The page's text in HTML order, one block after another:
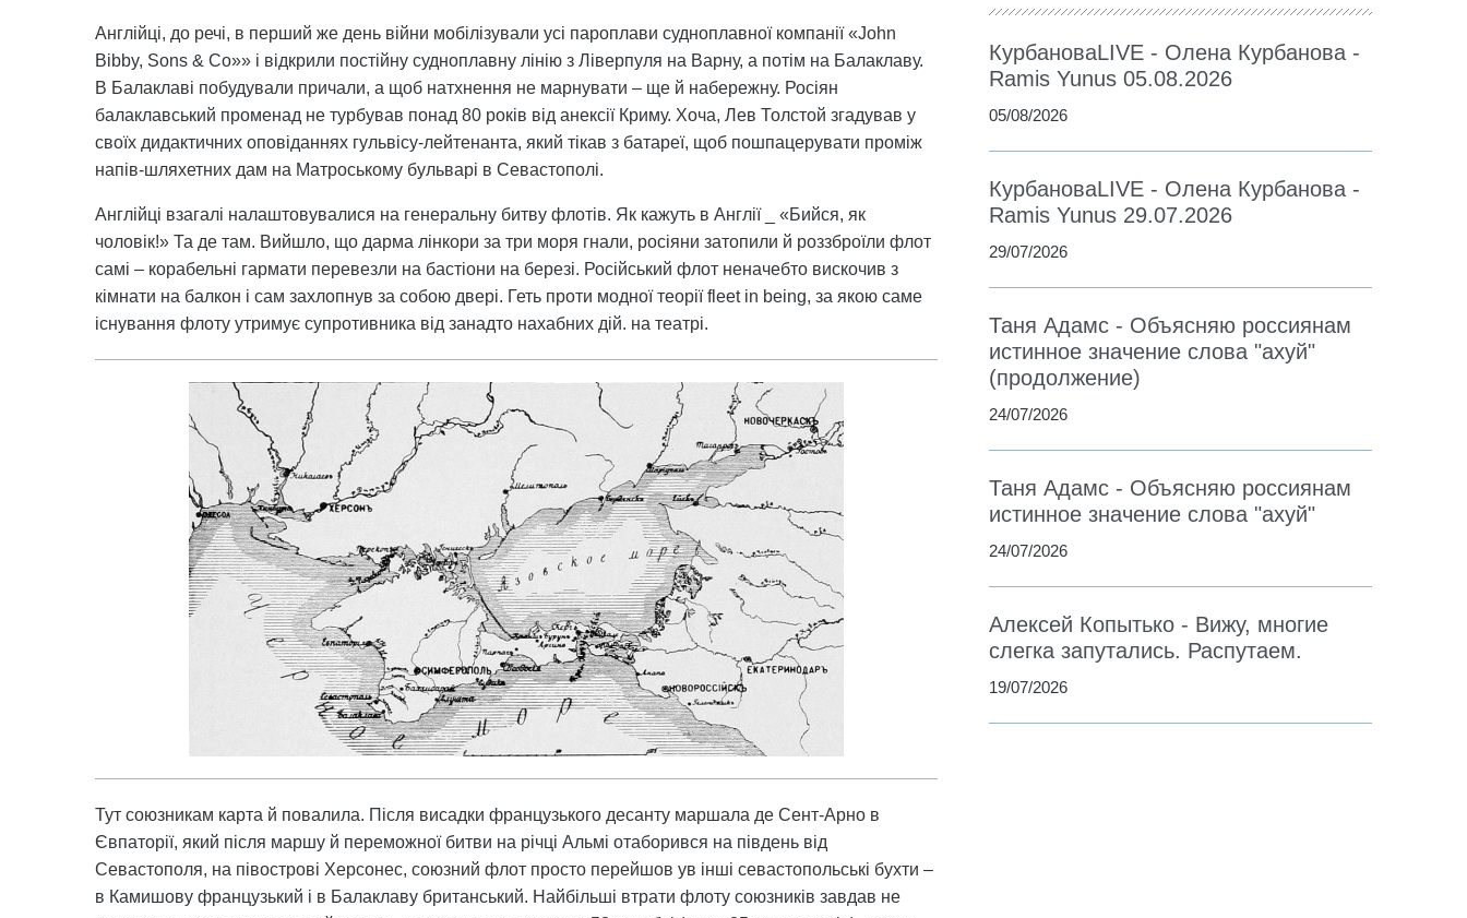
Англійці, до речі, в перший же день війни мобілізували усі пароплави судноплавної компанії «John
Bibby, Sons & Co»» і відкрили постійну судноплавну лінію з Ліверпуля на Варну, а потім на Балаклаву.
В Балаклаві побудували причали, а щоб натхнення не марнувати – ще й набережну. Росіян
балаклавський променад не турбував понад 80 років від анексії Криму. Хоча, Лев Толстой згадував у
своїх дидактичних оповіданнях гульвісу-лейтенанта, який тікав з батареї, щоб пошпацерувати проміж
напів-шляхетних дам на Матроському бульварі в Севастополі.
Англійці взагалі налаштовувалися на генеральну битву флотів. Як кажуть в Англії _ «Бийся, як
чоловік!» Та де там. Вийшло, що дарма лінкори за три моря гнали, росіяни затопили й роззброїли флот
самі – корабельні гармати перевезли на бастіони на березі. Російський флот неначебто вискочив з
кімнати на балкон і сам захлопнув за собою двері. Геть проти модної теорії fleet in being, за якою саме
існування флоту утримує супротивника від занадто нахабних дій. на театрі.
Тут союзникам карта й повалила. Після висадки французького десанту маршала де Сент-Арно в
Євпаторії, який після маршу й переможної битви на річці Альмі отаборився на південь від
Севастополя, на півострові Херсонес, союзний флот просто перейшов ув інші севастопольські бухти –
в Камишову французький і в Балаклаву британський. Найбільші втрати флоту союзників завдав не
КурбановаLIVE - Олена Курбанова -
Ramis Yunus 05.08.2026
05/08/2026
КурбановаLIVE - Олена Курбанова -
Ramis Yunus 29.07.2026
29/07/2026
Таня Адамс - Объясняю россиянам
истинное значение слова "ахуй"
(продолжение)
24/07/2026
Таня Адамс - Объясняю россиянам
истинное значение слова "ахуй"
24/07/2026
Алексей Копытько - Вижу, многие
слегка запутались. Распутаем.
19/07/2026